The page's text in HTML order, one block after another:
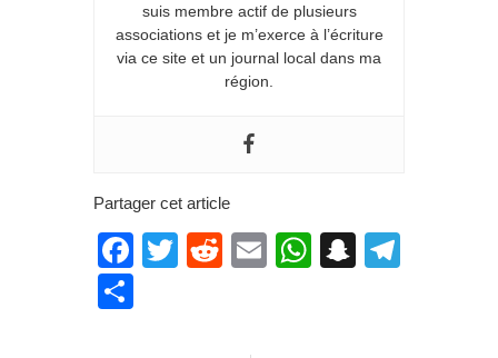
suis membre actif de plusieurs
associations et je m’exerce à l’écriture
via ce site et un journal local dans ma
région.
Partager cet article
Facebook
Twitter
RedditEmailWhatsApp